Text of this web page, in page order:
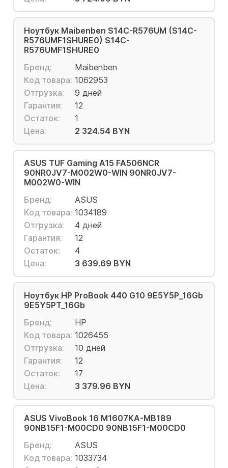
Ноутбук Maibenben S14C-R576UM (S14C-
R576UMF1SHURE0) S14C-
R576UMF1SHURE0
Бренд:
Maibenben
Код товара: 1062953
Отгрузка:
9 дней
Гарантия:
12
Остаток:
1
Цена:
2 324.54 BYN
ASUS TUF Gaming A15 FA506NCR
90NR0JV7-M002W0-WIN 90NR0JV7-
M002W0-WIN
Бренд:
ASUS
Код товара: 1034189
Отгрузка:
4 дней
Гарантия:
12
Остаток:
4
Цена:
3 639.69 BYN
Ноутбук HP ProBook 440 G10 9E5Y5P_16Gb
9E5Y5PT_16Gb
Бренд:
HP
Код товара: 1026455
Отгрузка:
10 дней
Гарантия:
12
Остаток:
17
Цена:
3 379.96 BYN
ASUS VivoBook 16 M1607KA-MB189
90NB15F1-M00CD0 90NB15F1-M00CD0
Бренд:
ASUS
Код товара: 1033734